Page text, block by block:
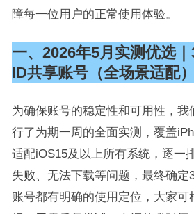
障每一位用户的正常使用体验。
一、2026年5月实测优选
ID共享账号（全场景适配）
为确保账号的稳定性和可用性，我
行了为期一周的全面实测，覆盖
适配iOS15及以上所有系统，逐一
失败、无法下载等问题，最终确定
账号都有明确的使用定位，大家可